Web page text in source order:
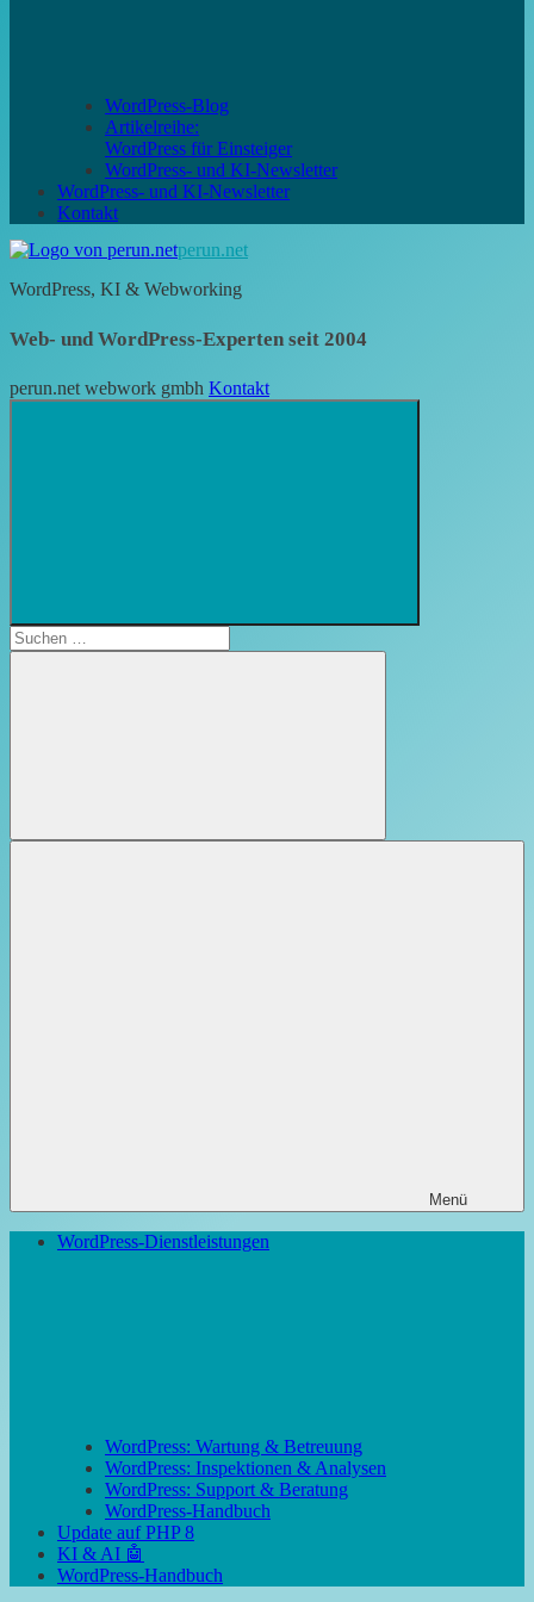
WordPress-Blog
Artikelreihe:
WordPress für Einsteiger
WordPress- und KI-Newsletter
WordPress- und KI-Newsletter
Kontakt
perun.net
WordPress, KI & Webworking
Web- und WordPress-Experten seit 2004
perun.net webwork gmbh Kontakt
öffnen
Suchen
nach:
Suchen
Menü
WordPress-Dienstleistungen
WordPress: Wartung & Betreuung
WordPress: Inspektionen & Analysen
WordPress: Support & Beratung
WordPress-Handbuch
Update auf PHP 8
KI & AI 🤖
WordPress-Handbuch